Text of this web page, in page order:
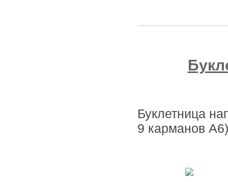
Буклетница
9 карманов А6)